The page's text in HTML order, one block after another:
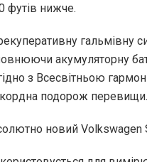
футів нижче.
гальмівну
акумуляторну
з Всесвітньою
подорож
новий Volkswagen